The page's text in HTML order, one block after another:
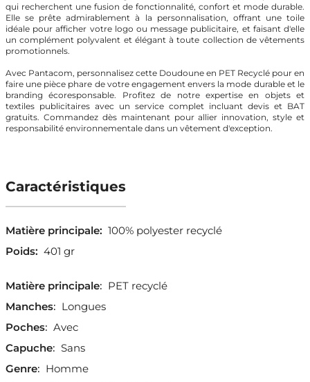
qui recherchent une fusion de fonctionnalité, confort et mode durable.
Elle se prête admirablement à la personnalisation, offrant une toile
idéale pour afficher votre logo ou message publicitaire, et faisant d'elle
un complément polyvalent et élégant à toute collection de vêtements
promotionnels.
Avec Pantacom, personnalisez cette Doudoune en PET Recyclé pour en
faire une pièce phare de votre engagement envers la mode durable et le
branding écoresponsable. Profitez de notre expertise en objets et
textiles publicitaires avec un service complet incluant devis et BAT
gratuits. Commandez dès maintenant pour allier innovation, style et
responsabilité environnementale dans un vêtement d'exception.
Caractéristiques
Matière principale: 100% polyester recyclé
Poids: 401 gr
Matière principale: PET recyclé
Manches: Longues
Poches: Avec
Capuche: Sans
Genre: Homme